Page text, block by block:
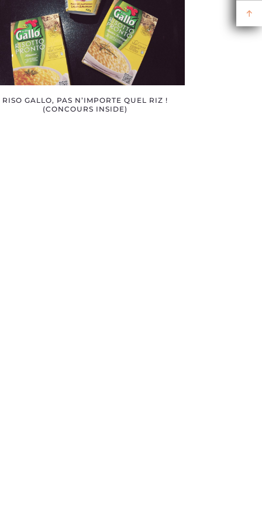
RISO GALLO, PAS N’IMPORTE QUEL RIZ !
(CONCOURS INSIDE)